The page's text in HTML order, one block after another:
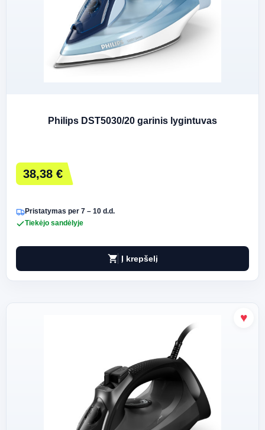
Philips DST5030/20 garinis lygintuvas
38,38 €
Pristatymas per 7 – 10 d.d.
Tiekėjo sandėlyje
shopping_cart Į krepšelį